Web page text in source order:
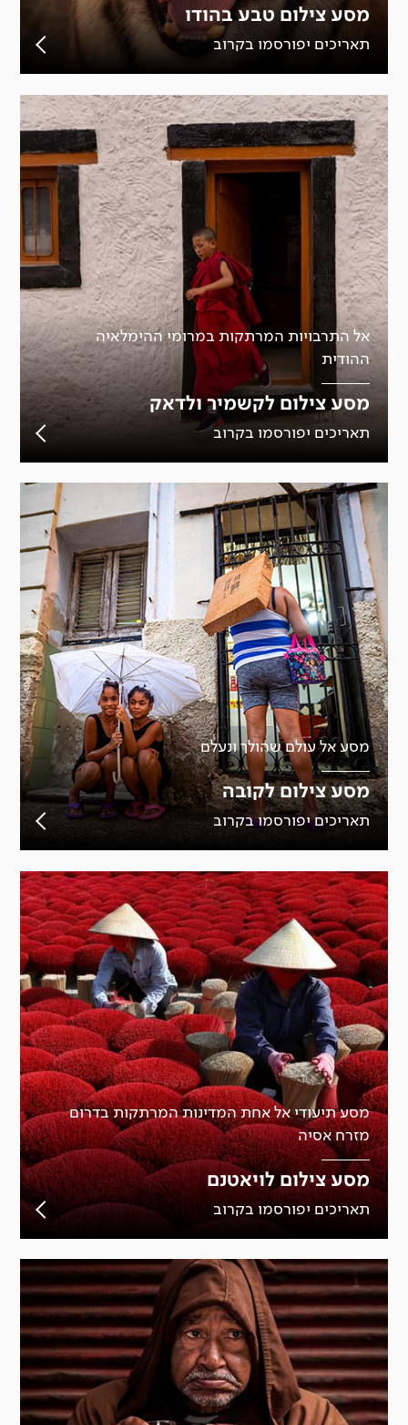
מסע צילום טבע בהודו
תאריכים יפורסמו בקרוב
אל התרבויות המרתקות במרומי ההימלאיה
ההודית
מסע צילום לקשמיר ולדאק
תאריכים יפורסמו בקרוב
מסע אל עולם שהולך ונעלם
מסע צילום לקובה
תאריכים יפורסמו בקרוב
מסע תיעודי אל אחת המדינות המרתקות בדרום
מזרח אסיה
מסע צילום לויאטנם
תאריכים יפורסמו בקרוב